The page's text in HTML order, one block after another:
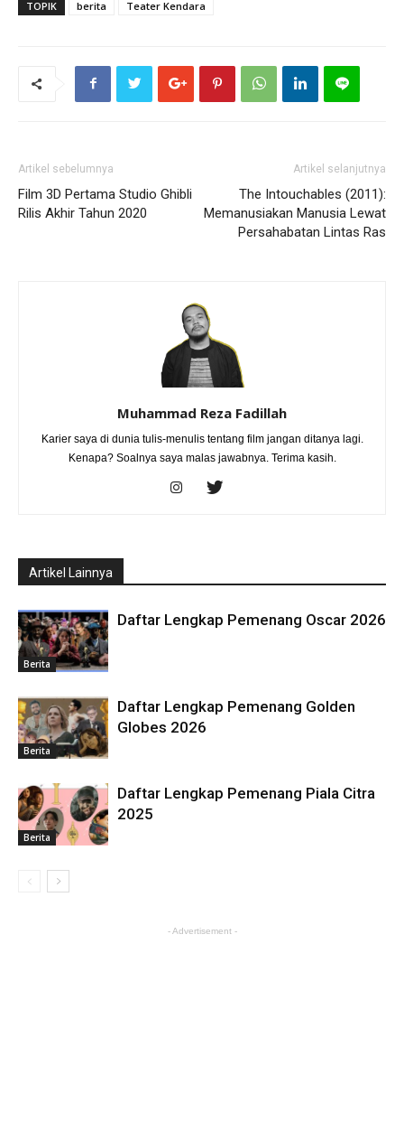
TOPIK berita Teater Kendara
Artikel sebelumnya
Film 3D Pertama Studio Ghibli
Rilis Akhir Tahun 2020
Artikel selanjutnya
The Intouchables (2011):
Memanusiakan Manusia Lewat
Persahabatan Lintas Ras
Muhammad Reza Fadillah
Karier saya di dunia tulis-menulis tentang film jangan ditanya lagi.
Kenapa? Soalnya saya malas jawabnya. Terima kasih.
Artikel Lainnya
Berita
Daftar Lengkap Pemenang Oscar 2026
Berita
Daftar Lengkap Pemenang Golden
Globes 2026
Berita
Daftar Lengkap Pemenang Piala Citra
2025
- Advertisement -